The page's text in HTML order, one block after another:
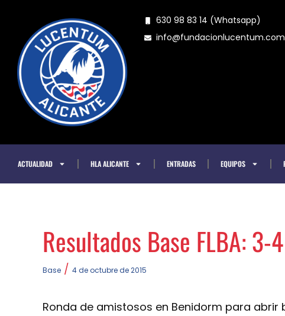
contenido
630 98 83 14 (Whatsapp)
info@fundacionlucentum.com
ACTUALIDAD HLA ALICANTE ENTRADAS EQUIPOS
Resultados Base FLBA: 3-
Base / 4 de octubre de 2015
Ronda de amistosos en Benidorm para abrir